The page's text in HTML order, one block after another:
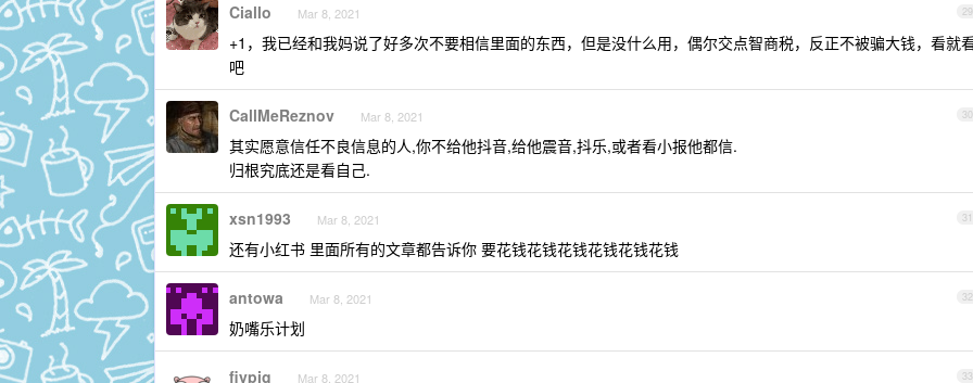
29
Ciallo Mar 8, 2021
+1，我已经和我妈说了好多次不要相信里面的东西，但是没什么用，偶尔交点智商税，反正不被骗大钱，看就
吧
30
CallMeReznov Mar 8, 2021
其实愿意信任不良信息的人,你不给他抖音,给他震音,抖乐,或者看小报他都信.
归根究底还是看自己.
31
xsn1993 Mar 8, 2021
还有小红书 里面所有的文章都告诉你 要花钱花钱花钱花钱花钱花钱
32
antowa Mar 8, 2021
奶嘴乐计划
33
fiypig Mar 8, 2021